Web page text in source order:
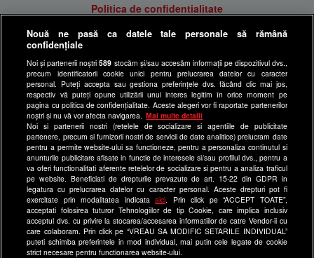
Politica de confidentialitate
Anunturi gratuite pe Lajumate.ro
Program Happy Channel
Echipa editorială
Site-uri Antena Group
a1.ro
antenastars.ro
as.ro
catine.ro
chefi.ro
deparinti.ro
medicool.ro
Nouă ne pasă ca datele tale personale să rămână
confidențiale
Noi și partenerii noștri589 stocăm și/sau accesăm informații pe dispozitivul dvs.,
precum identificatorii cookie unici pentru prelucrarea datelor cu caracter
personal. Puteți accepta sau gestiona preferințele dvs. făcând clic mai jos,
respectiv vă puteți opune utilizării unui interes legitim în orice moment pe
pagina cu politica de confidențialitate. Aceste alegeri vor fi raportate partenerilor
noștri și nu vă vor afecta navigarea.
Mai multe detalii
Noi si partenerii nostri (retelele de socializare si agentiile de publicitate
partenere, precum si furnizorii nostri de servicii de date analitice) prelucram date
pentru a permite website-ului sa functioneze, pentru a personaliza continutul si
anunturile publicitare afisate in functie de interesele si/sau profilul dvs., pentru a
va oferi functionalitati aferente retelelor de socializare si pentru a analiza traficul
pe website. Beneficiati de drepturile prevazute de art. 15-22 din GDPR in
legatura cu prelucrarea datelor cu caracter personal. Aceste drepturi pot fi
exercitate prin modalitatea indicataaici . Prin click pe “ACCEPT TOATE”,
acceptati folosirea tuturor Tehnologiilor de tip Cookie, care implica inclusiv
acceptul dvs. cu privire la stocarea/accesarea informatiilor de catre Vendor-ii cu
care colaboram. Prin click pe “VREAU SA MODIFIC SETARILE INDIVIDUAL”
puteti schimba preferintele in mod individual, mai putin cele legate de cookie
strict necesare pentru functionarea website-ului.